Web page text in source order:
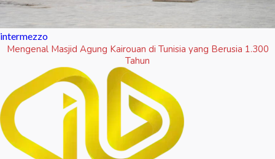
intermezzo
Mengenal Masjid Agung Kairouan di Tunisia yang Berusia 1.300
Tahun